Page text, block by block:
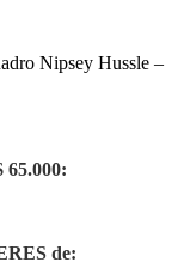
Nipsey Hussle –
65.000:
de: